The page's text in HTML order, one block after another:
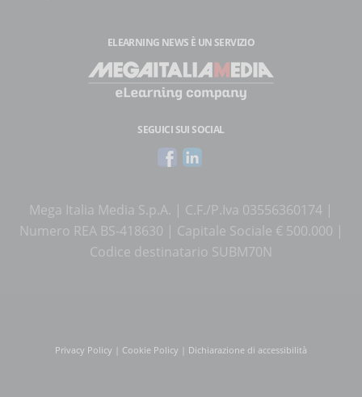
ELEARNING NEWS È UN SERVIZIO
SEGUICI SUI SOCIAL
Mega Italia Media S.p.A. | C.F./P.Iva 03556360174 |
Numero REA BS-418630 | Capitale Sociale € 500.000 |
Codice destinatario SUBM70N
Privacy Policy Cookie Policy Dichiarazione di accessibilità